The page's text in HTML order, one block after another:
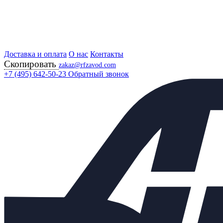
Доставка и оплата О нас Контакты
Скопировать zakaz@rfzavod.com
+7 (495) 642-50-23 Обратный звонок
Главная
Продукция
Регулирующая арматура
Регулирующие клапаны
Клапан регулирующий
двухседельный 25ч37нж (НО)
Ду50 Ру16 с МИМ 250